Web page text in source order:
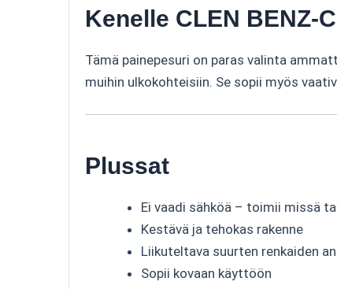
Kenelle CLEN BENZ-
Tämä painepesuri on paras valinta
muihin ulkokohteisiin. Se sopii myös
Plussat
Ei vaadi sähköä – toimii missä
Kestävä ja tehokas rakenne
Liikuteltava suurten renkaiden
Sopii kovaan käyttöön